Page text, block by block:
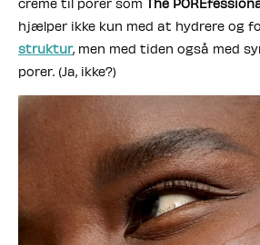
creme til porer som
The
hjælper ikke kun med at hydrere og
struktur, men med tiden også med
porer. (Ja, ikke?)